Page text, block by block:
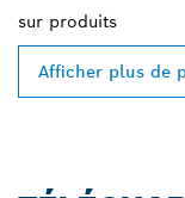
sur produits
Afficher plus de